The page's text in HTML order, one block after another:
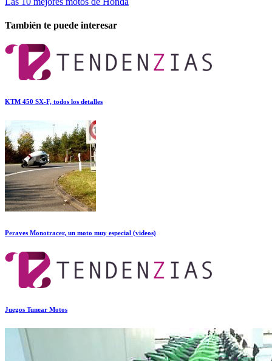
También te puede interesar
KTM 450 SX-F, todos los detalles
Peraves Monotracer, un moto muy especial (videos)
Juegos Tunear Motos